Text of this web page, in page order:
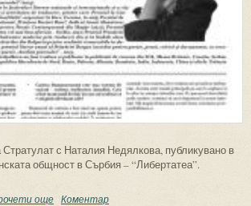
с Наталия Недялкова, публикувано в
общност в Сърбия – “Либертатеа”.
още about Изкуството да изграждаш
Коментар